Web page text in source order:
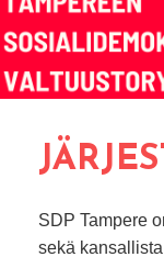
SDP Tampere
sekä